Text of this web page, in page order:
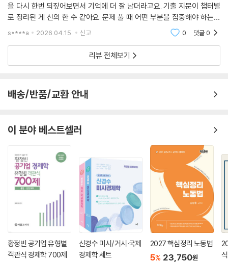
을 다시 한번 되짚어보면서 기억에 더 잘 남더라고요. 기출 지문이 챕터별
로 정리된 게 신의 한 수 같아요. 문제 풀 때 어떤 부분을 집중해야 하는지
감이 왔고, 막판에 정리할 때도 엄청 유용했어요. 이것저것 볼 필요 없이,
s****a 2026.04.15. 신고 0 댓글0
리뷰 전체보기
배송/반품/교환 안내
이 분야 베스트셀러
황정빈 공기업 유형별
객관식 경제학 700제
신경수 미시/거시·국제
경제학 세트
2027 핵심정리 노동법
5% 23,750원